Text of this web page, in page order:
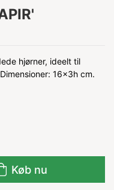
hjørner, ideelt til
16x3h cm.
Køb nu